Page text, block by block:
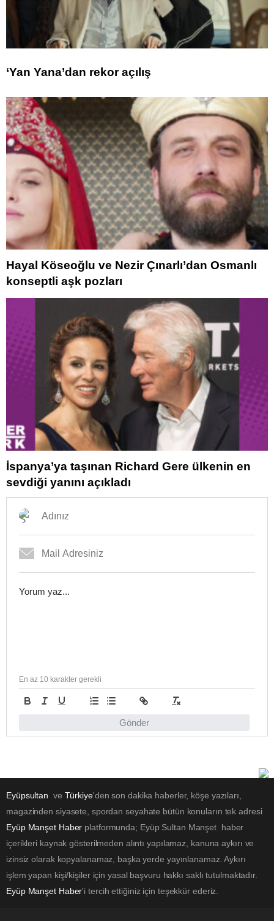
‘Yan Yana’dan rekor açılış
Hayal Köseoğlu ve Nezir Çınarlı’dan Osmanlı
konseptli aşk pozları
İspanya’ya taşınan Richard Gere ülkenin en
sevdiği yanını açıkladı
Gönder
En az 10 karakter gerekli
Eyüpsultan ve Türkiye'den son dakika haberler, köşe yazıları,
magazinden siyasete, spordan seyahate bütün konuların tek adresi
Eyüp Manşet Haber platformunda; Eyüp Sultan Manşet haber
içerikleri kaynak gösterilmeden alıntı yapılamaz, kanuna aykırı ve
izinsiz olarak kopyalanamaz, başka yerde yayınlanamaz. Aykırı
işlem yapan kişi/kişiler için yasal başvuru hakkı saklı tutulmaktadır.
Eyüp Manşet Haber'i tercih ettiğiniz için teşekkür ederiz.